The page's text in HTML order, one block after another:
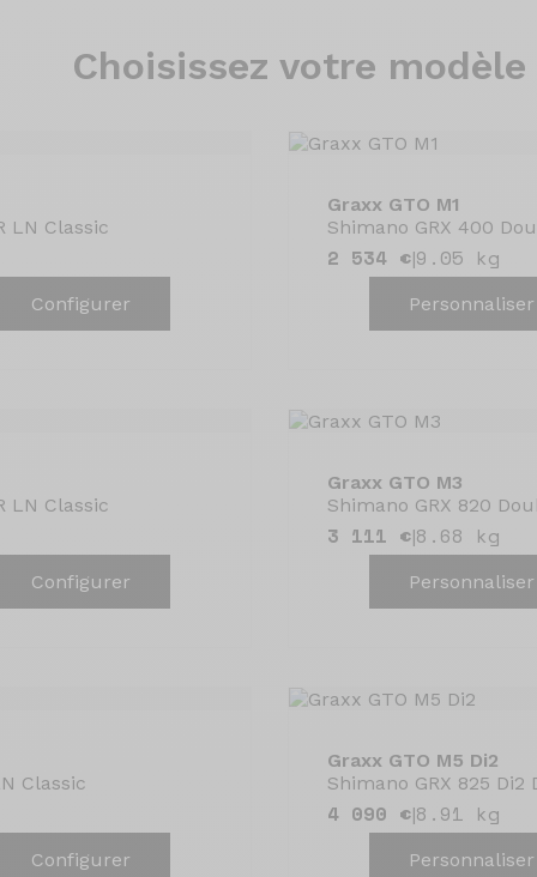
Choisissez votre modèle
LN Classic
Configurer
Graxx GTO M1
Shimano GRX 400
2 534 €|9.05 kg
Personnaliser
LN Classic
Configurer
Graxx GTO M3
Shimano GRX 820
3 111 €|8.68 kg
Personnaliser
Classic
Configurer
Graxx GTO M5 Di2
Shimano GRX 825
4 090 €|8.91 kg
Personnaliser